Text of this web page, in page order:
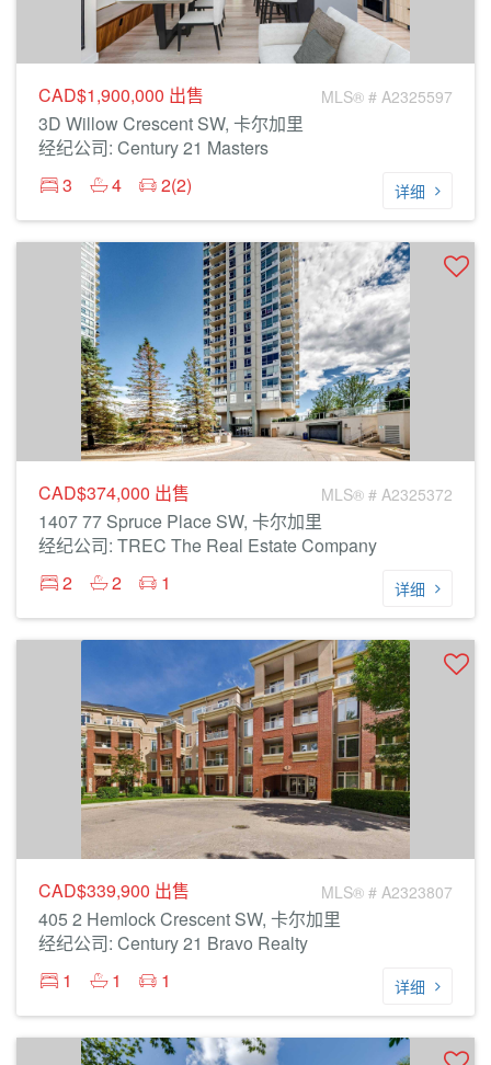
CAD$1,900,000 出售 MLS® # A2325597
3D Willow Crescent SW, 卡尔加里
经纪公司: Century 21 Masters
3
4 2(2) 详细
CAD$374,000 出售 MLS® # A2325372
1407 77 Spruce Place SW, 卡尔加里
经纪公司: TREC The Real Estate Company
2
2 1 详细
CAD$339,900 出售 MLS® # A2323807
405 2 Hemlock Crescent SW, 卡尔加里
经纪公司: Century 21 Bravo Realty
1
1 1 详细